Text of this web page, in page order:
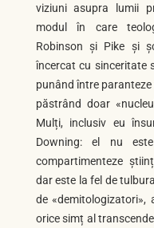
viziuni asupra lumii
modul în care
Robinson și Pike și
încercat cu sinceritate
punând între
păstrând doar
Mulți, inclusiv eu
Downing: el nu
compartimenteze
dar este la fel de
de «demitologizatori»,
orice simț al